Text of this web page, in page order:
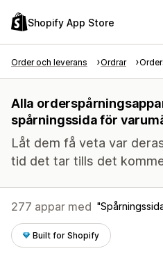
Shopify App Store
Order och leverans Ordrar
Alla
spårningssida för
Låt dem få veta var
tid det tar tills det
277 appar med
Built for Shopify